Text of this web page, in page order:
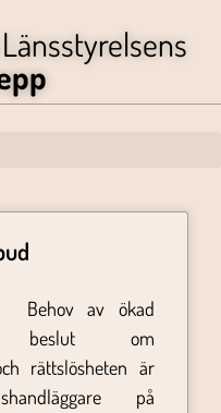
Behov av ökad
beslut om
rättslösheten är
på